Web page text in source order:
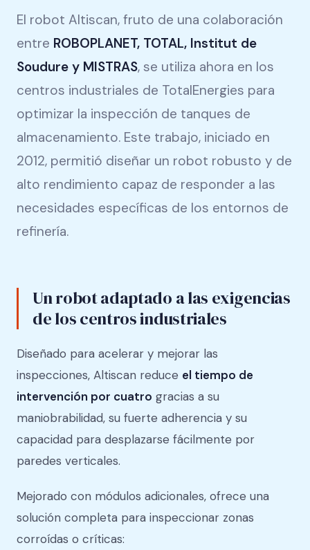
El robot Altiscan, fruto de una colaboración
entre ROBOPLANET, TOTAL, Institut de
Soudure y MISTRAS, se utiliza ahora en los
centros industriales de TotalEnergies para
optimizar la inspección de tanques de
almacenamiento. Este trabajo, iniciado en
2012, permitió diseñar un robot robusto y de
alto rendimiento capaz de responder a las
necesidades específicas de los entornos de
refinería.
Un robot adaptado a las exigencias
de los centros industriales
Diseñado para acelerar y mejorar las
inspecciones, Altiscan reduce el tiempo de
intervención por cuatro gracias a su
maniobrabilidad, su fuerte adherencia y su
capacidad para desplazarse fácilmente por
paredes verticales.
Mejorado con módulos adicionales, ofrece una
solución completa para inspeccionar zonas
corroídas o críticas: